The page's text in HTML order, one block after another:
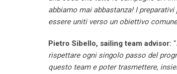
abbiamo mai abbastanza! I
essere uniti verso un obiettivo
Pietro Sibello, sailing team advisor: “
rispettare ogni singolo passo del
questo team e poter trasmettere,